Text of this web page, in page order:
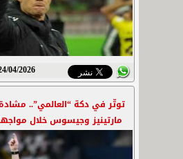
24/04/2026 -
توتّر في دكة “العالمي”.. مشادة
مارتينيز وجيسوس خلال